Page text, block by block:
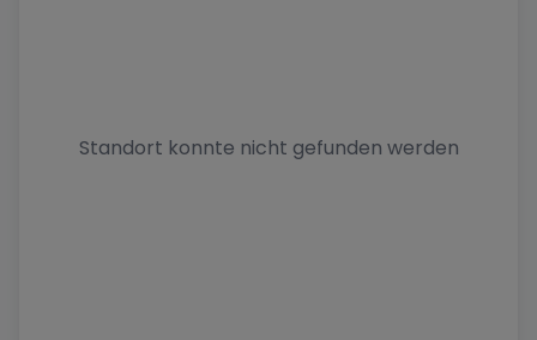
Standort konnte nicht gefunden werden